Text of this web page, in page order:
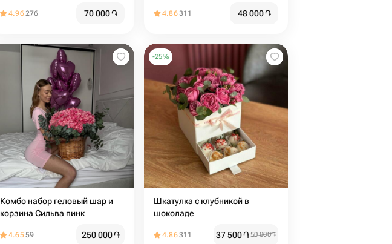
4.96276 70 000֏ 4.86311 48 000֏
Комбо набор геловый шар и
корзина Сильва пинк
4.6559 250 000֏
-25%
Шкатулка с клубникой в
шоколаде
4.86311 37 500֏50 000֏